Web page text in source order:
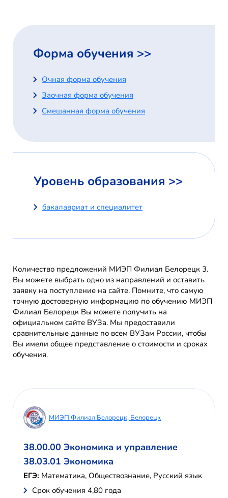
Форма обучения >>
Очная форма обучения
Заочная форма обучения
Смешанная форма обучения
Уровень образования >>
бакалавриат и специалитет
Количество предложений МИЭП Филиал Белорецк 3.
Вы можете выбрать одно из направлений и оставить
заявку на поступление на сайте. Помните, что самую
точную достоверную информацию по обучению МИЭП
Филиал Белорецк Вы можете получить на
официальном сайте ВУЗа. Мы предоставили
сравнительные данные по всем ВУЗам России, чтобы
Вы имели общее представление о стоимости и сроках
обучения.
МИЭП Филиал Белорецк, Белорецк
38.00.00 Экономика и управление
38.03.01 Экономика
ЕГЭ: Математика, Обществознание, Русский язык
Cрок обучения 4,80 года